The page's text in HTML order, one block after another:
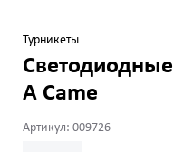
Турникеты
A Came
Артикул: 009726